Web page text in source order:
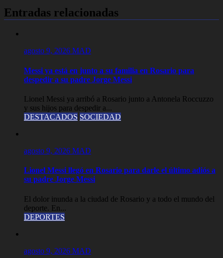
Entradas relacionadas
agosto 9, 2026 MAD
Messi ya está en junto a su familia en Rosario para
despedir a su padre Jorge Messi
Lionel Messi ya arribó a Rosario junto a Antonela Roccuzzo
y sus hijos para despedir a...
DESTACADOS SOCIEDAD
agosto 9, 2026 MAD
Lionel Messi llegó en Rosario para darle el último adiós a
su padre Jorge Messi
El dolor inunda a la ciudad de Rosario y a todo el mundo del
deporte. En...
DEPORTES
agosto 9, 2026 MAD